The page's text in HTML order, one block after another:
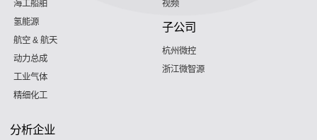
海工船舶
氢能源
航空 & 航天
动力总成
工业气体
精细化工
视频
子公司
杭州微控
浙江微智源
分析企业